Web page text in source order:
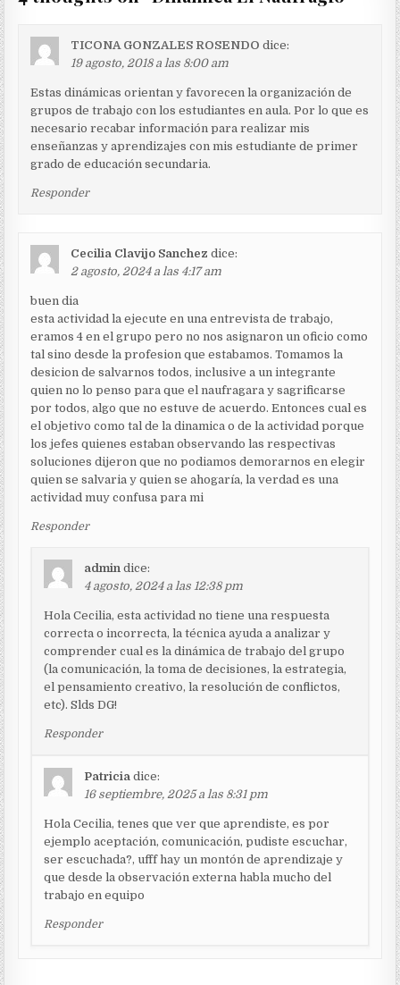
TICONA GONZALES ROSENDO dice:
19 agosto, 2018 a las 8:00 am
Estas dinámicas orientan y favorecen la organización de
grupos de trabajo con los estudiantes en aula. Por lo que es
necesario recabar información para realizar mis
enseñanzas y aprendizajes con mis estudiante de primer
grado de educación secundaria.
Responder
Cecilia Clavijo Sanchez dice:
2 agosto, 2024 a las 4:17 am
buen dia
esta actividad la ejecute en una entrevista de trabajo,
eramos 4 en el grupo pero no nos asignaron un oficio como
tal sino desde la profesion que estabamos. Tomamos la
desicion de salvarnos todos, inclusive a un integrante
quien no lo penso para que el naufragara y sagrificarse
por todos, algo que no estuve de acuerdo. Entonces cual es
el objetivo como tal de la dinamica o de la actividad porque
los jefes quienes estaban observando las respectivas
soluciones dijeron que no podiamos demorarnos en elegir
quien se salvaria y quien se ahogaría, la verdad es una
actividad muy confusa para mi
Responder
admin dice:
4 agosto, 2024 a las 12:38 pm
Hola Cecilia, esta actividad no tiene una respuesta
correcta o incorrecta, la técnica ayuda a analizar y
comprender cual es la dinámica de trabajo del grupo
(la comunicación, la toma de decisiones, la estrategia,
el pensamiento creativo, la resolución de conflictos,
etc). Slds DG!
Responder
Patricia dice:
16 septiembre, 2025 a las 8:31 pm
Hola Cecilia, tenes que ver que aprendiste, es por
ejemplo aceptación, comunicación, pudiste escuchar,
ser escuchada?, ufff hay un montón de aprendizaje y
que desde la observación externa habla mucho del
trabajo en equipo
Responder